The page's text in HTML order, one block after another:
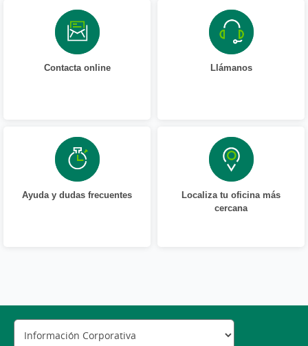
Contacta online Llámanos
Ayuda y dudas frecuentes
Localiza tu oficina más
cercana